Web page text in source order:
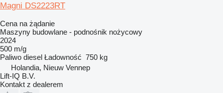
Magni DS2223RT
Cena na żądanie
Maszyny budowlane - podnośnik nożycowy
2024
500 m/g
Paliwo diesel Ładowność 750 kg
Holandia, Nieuw Vennep
Lift-IQ B.V.
Kontakt z dealerem